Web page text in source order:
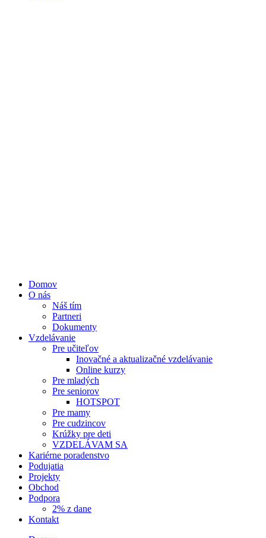
Domov
O nás
Náš tím
Partneri
Dokumenty
Vzdelávanie
Pre učiteľov
Inovačné a aktualizačné vzdelávanie
Online kurzy
Pre mladých
Pre seniorov
HOTSPOT
Pre mamy
Pre cudzincov
Krúžky pre deti
VZDELÁVAM SA
Kariérne poradenstvo
Podujatia
Projekty
Obchod
Podpora
2% z dane
Kontakt